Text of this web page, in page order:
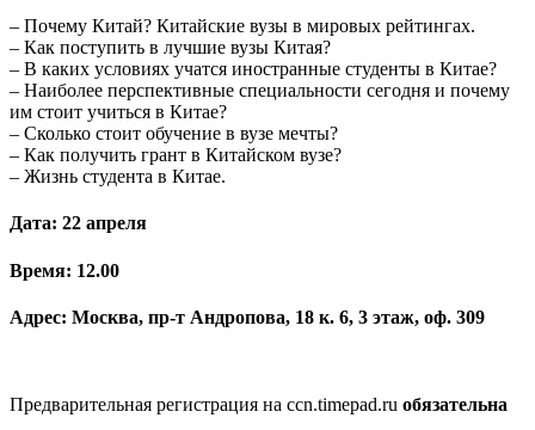
– Почему Китай? Китайские вузы в мировых рейтингах.
– Как поступить в лучшие вузы Китая?
– В каких условиях учатся иностранные студенты в Китае?
– Наиболее перспективные специальности сегодня и почему
им стоит учиться в Китае?
– Сколько стоит обучение в вузе мечты?
– Как получить грант в Китайском вузе?
– Жизнь студента в Китае.
Дата: 22 апреля
Время: 12.00
Адрес: Москва, пр-т Андропова, 18 к. 6, 3 этаж, оф. 309
Предварительная регистрация на ccn.timepad.ru обязательна